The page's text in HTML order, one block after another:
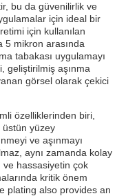
bu da güvenilirlik ve
için ideal bir
için kullanılan
5 mikron arasında
tabakası uygulamayı
geliştirilmiş aşınma
görsel olarak çekici
özelliklerinden biri,
üstün yüzey
ve aşınmayı
aynı zamanda kolay
ve hassasiyetin çok
kritik önem
plating also provides an